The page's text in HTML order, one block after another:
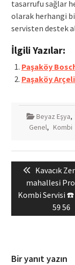
tasarrufu sağlar
olarak herhangi
servisten destek
İlgili Yazılar:
Paşaköy
Paşaköy
Beyaz Eşya,
Genel, Kombi
Yazı
gezinmesi
Previous
post:
Kavacık
mahallesi
Kombi Servisi ☎️
59 56
Bir yanıt yazın